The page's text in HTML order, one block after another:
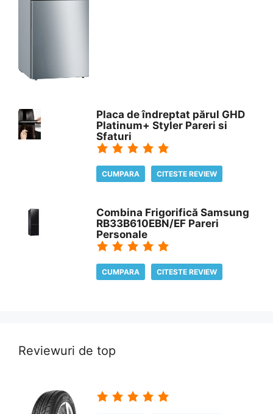
Placa de îndreptat părul GHD
Platinum+ Styler Pareri si
Sfaturi
CUMPARA CITESTE REVIEW
Combina Frigorifică Samsung
RB33B610EBN/EF Pareri
Personale
CUMPARA CITESTE REVIEW
Reviewuri de top